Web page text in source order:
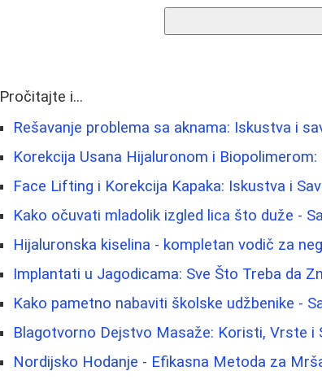
Pročitajte i...
Rešavanje problema sa aknama: Iskustva i
Korekcija Usana Hijaluronom i
Face Lifting i Korekcija Kapaka: Iskustva i
Kako očuvati mladolik izgled lica što duže -
Hijaluronska kiselina - kompletan vodič za
Implantati u Jagodicama: Sve Što Treba da
Kako pametno nabaviti školske udžbenike -
Blagotvorno Dejstvo Masaže: Koristi, Vrste i
Nordijsko Hodanje - Efikasna Metoda za